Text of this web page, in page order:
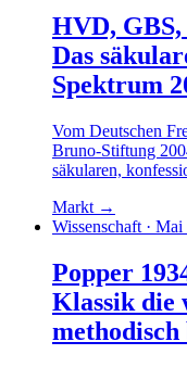
HVD,
Das
Spektrum
Vom Deutschen
Bruno-Stiftung
säkularen,
ihr Verhältnis
Markt →
Wissenschaft ·
Popper
Klassik die